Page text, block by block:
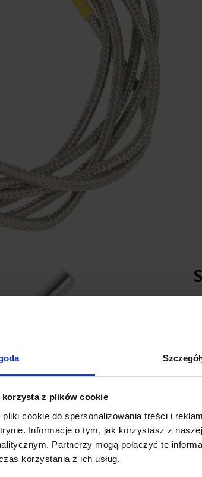
korzysta z plików cookie
cookie do spersonalizowania treści i
Informacje o tym, jak korzystasz z
Partnerzy mogą połączyć te
korzystania z ich usług.